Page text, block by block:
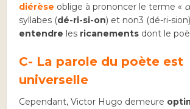
diérèse oblige à prononcer le terme «
syllabes (dé-ri-si-on) et non3 (dé-ri-
entendre les ricanements dont le
C- La parole du poète est
universelle
Cependant, Victor Hugo demeure